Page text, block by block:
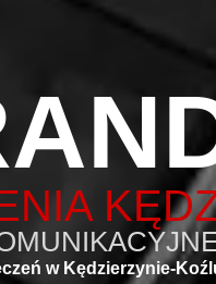
w Kędzierzynie-